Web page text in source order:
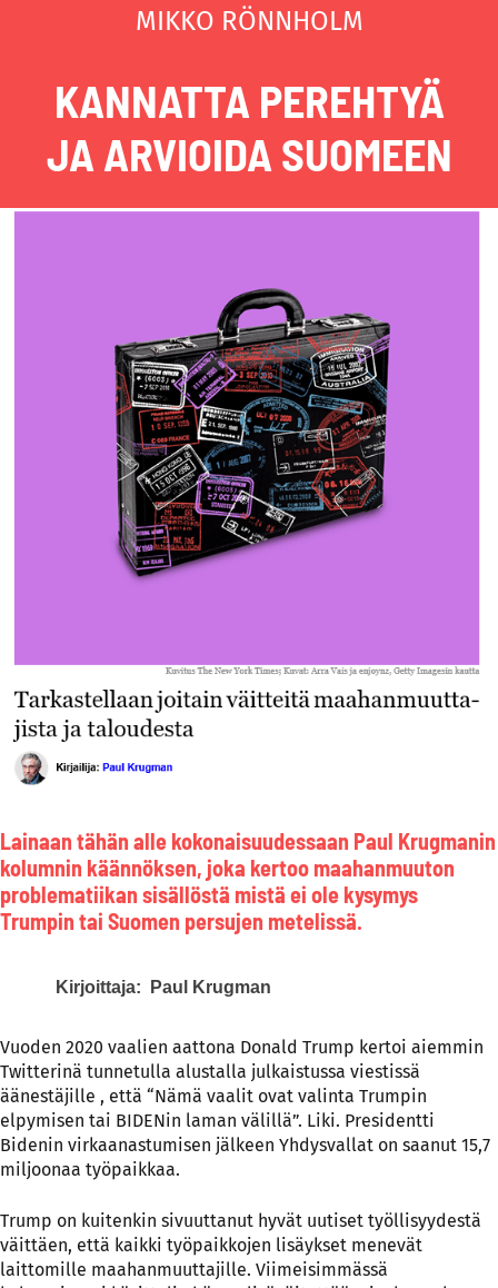
MIKKO RÖNNHOLM
KANNATTA PEREHTYÄ
JA ARVIOIDA SUOMEEN
Lainaan tähän alle kokonaisuudessaan Paul Krugmanin
kolumnin käännöksen, joka kertoo maahanmuuton
problematiikan sisällöstä mistä ei ole kysymys
Trumpin tai Suomen persujen metelissä.
Kirjoittaja: Paul Krugman
Vuoden 2020 vaalien aattona Donald Trump kertoi aiemmin
Twitterinä tunnetulla alustalla julkaistussa viestissä
äänestäjille , että “Nämä vaalit ovat valinta Trumpin
elpymisen tai BIDENin laman välillä”. Liki. Presidentti
Bidenin virkaanastumisen jälkeen Yhdysvallat on saanut 15,7
miljoonaa työpaikkaa.
Trump on kuitenkin sivuuttanut hyvät uutiset työllisyydestä
väittäen, että kaikki työpaikkojen lisäykset menevät
laittomille maahanmuuttajille. Viimeisimmässä